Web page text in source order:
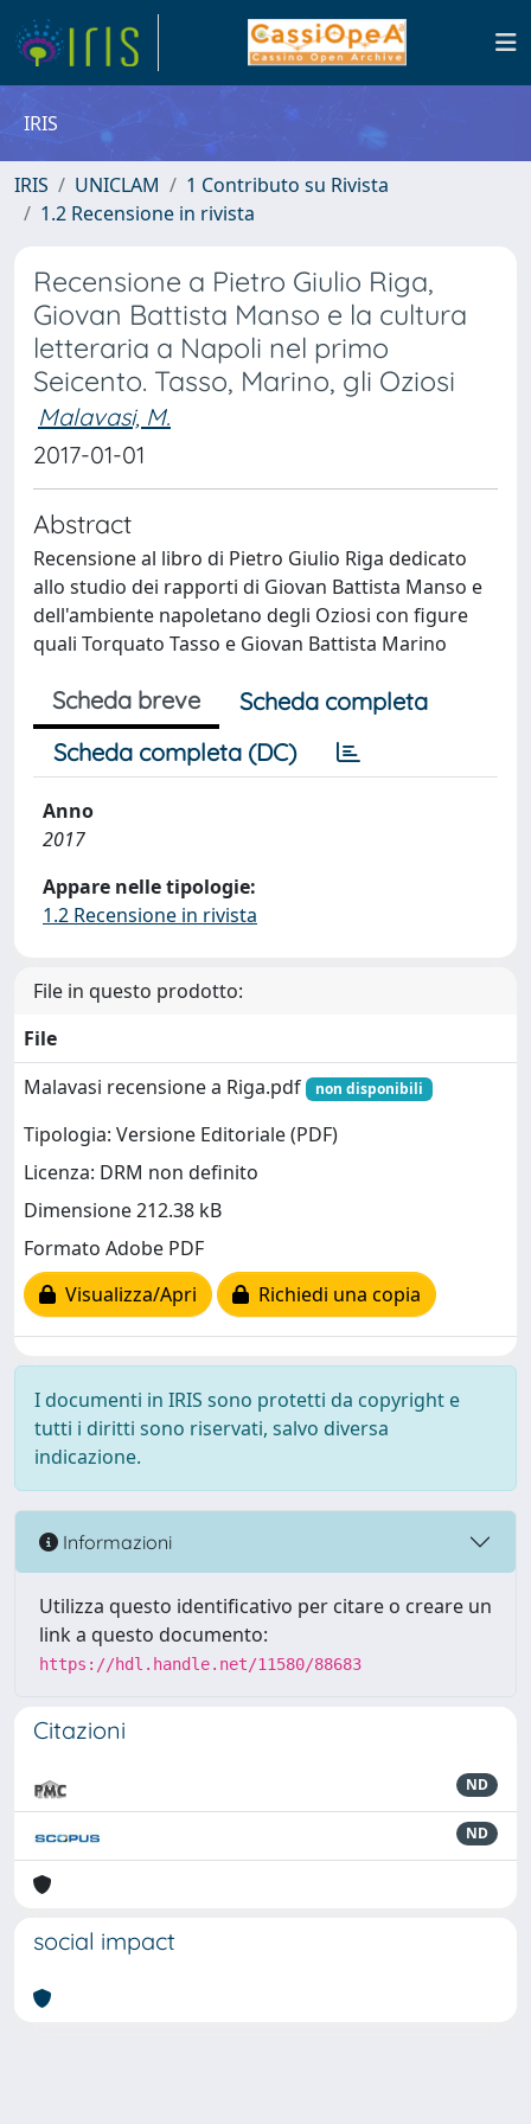
IRIS
IRIS UNICLAM
1 Contributo su Rivista
1.2 Recensione in rivista
Recensione a Pietro Giulio Riga,
Giovan Battista Manso e la cultura
letteraria a Napoli nel primo
Seicento. Tasso, Marino, gli Oziosi
Malavasi, M.
2017-01-01
Abstract
Recensione al libro di Pietro Giulio Riga dedicato
allo studio dei rapporti di Giovan Battista Manso e
dell'ambiente napoletano degli Oziosi con figure
quali Torquato Tasso e Giovan Battista Marino
Scheda breve
Scheda completa
Scheda completa (DC)
Anno
2017
Appare nelle tipologie:
1.2 Recensione in rivista
File in questo prodotto:
File
Malavasi recensione a Riga.pdf
non disponibili
Tipologia: Versione Editoriale (PDF)
Licenza: DRM non definito
Dimensione 212.38 kB
Formato Adobe PDF
Visualizza/Apri
Richiedi una copia
I documenti in IRIS sono protetti da copyright e
tutti i diritti sono riservati, salvo diversa
indicazione.
Informazioni
Utilizza questo identificativo per citare o creare un
link a questo documento:
https://hdl.handle.net/11580/88683
Citazioni
ND
ND
social impact